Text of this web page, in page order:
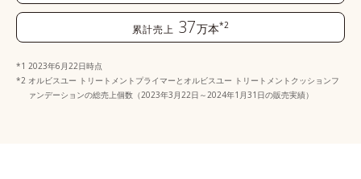
累計売上 37万本*2
2023年6月22日時点
オルビスユー トリートメントプライマーとオルビスユー トリートメントクッションフ
ァンデーションの総売上個数（2023年3月22日～2024年1月31日の販売実績）